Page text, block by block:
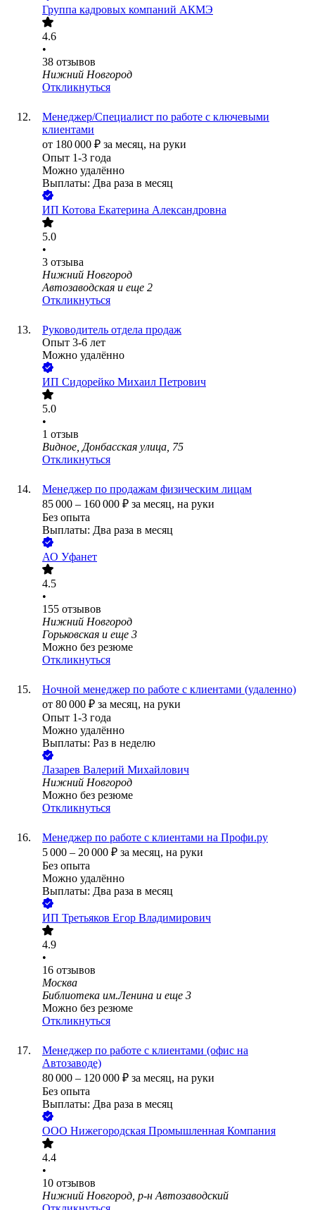
Группа кадровых компаний АКМЭ
4.6
•
38 отзывов
Нижний Новгород
Откликнуться
Менеджер/Специалист по работе с ключевыми
клиентами
от 180 000 ₽ за месяц, на руки
Опыт 1-3 года
Можно удалённо
Выплаты: Два раза в месяц
ИП Котова Екатерина Александровна
5.0
•
3 отзыва
Нижний Новгород
Автозаводская и еще 2
Откликнуться
Руководитель отдела продаж
Опыт 3-6 лет
Можно удалённо
ИП Сидорейко Михаил Петрович
5.0
•
1 отзыв
Видное, Донбасская улица, 75
Откликнуться
Менеджер по продажам физическим лицам
85 000 – 160 000 ₽ за месяц, на руки
Без опыта
Выплаты: Два раза в месяц
АО Уфанет
4.5
•
155 отзывов
Нижний Новгород
Горьковская и еще 3
Можно без резюме
Откликнуться
Ночной менеджер по работе с клиентами (удаленно)
от 80 000 ₽ за месяц, на руки
Опыт 1-3 года
Можно удалённо
Выплаты: Раз в неделю
Лазарев Валерий Михайлович
Нижний Новгород
Можно без резюме
Откликнуться
Менеджер по работе с клиентами на Профи.ру
5 000 – 20 000 ₽ за месяц, на руки
Без опыта
Можно удалённо
Выплаты: Два раза в месяц
ИП Третьяков Егор Владимирович
4.9
•
16 отзывов
Москва
Библиотека им.Ленина и еще 3
Можно без резюме
Откликнуться
Менеджер по работе с клиентами (офис на
Автозаводе)
80 000 – 120 000 ₽ за месяц, на руки
Без опыта
Выплаты: Два раза в месяц
ООО Нижегородская Промышленная Компания
4.4
•
10 отзывов
Нижний Новгород, р-н Автозаводский